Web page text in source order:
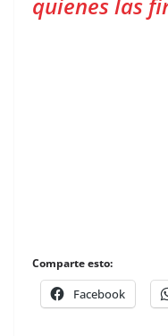
Comparte esto:
Facebook